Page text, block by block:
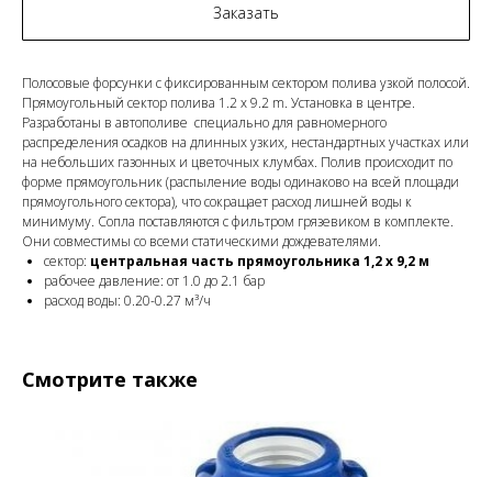
Заказать
Полосовые форсунки с фиксированным сектором полива узкой полосой.
Прямоугольный сектор полива 1.2 x 9.2 m. Установка в центре.
Разработаны в автополиве специально для равномерного
распределения осадков на длинных узких, нестандартных участках или
на небольших газонных и цветочных клумбах. Полив происходит по
форме прямоугольник (распыление воды одинаково на всей площади
прямоугольного сектора), что сокращает расход лишней воды к
минимуму. Сопла поставляются с фильтром грязевиком в комплекте.
Они совместимы со всеми статическими дождевателями.
сектор: центральная часть прямоугольника 1,2 х 9,2 м
рабочее давление: от 1.0 до 2.1 бар
расход воды: 0.20-0.27 м³/ч
Смотрите также